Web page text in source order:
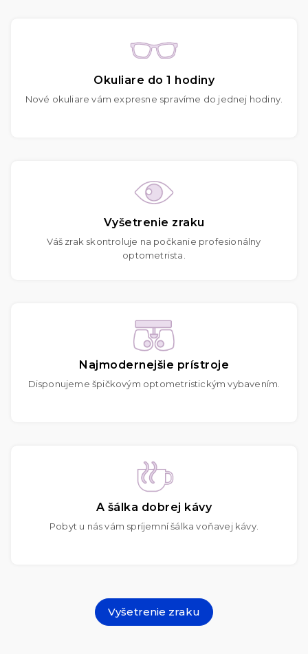
Okuliare do 1 hodiny
Nové okuliare vám expresne spravíme do jednej hodiny.
Vyšetrenie zraku
Váš zrak skontroluje na počkanie profesionálny
optometrista.
Najmodernejšie prístroje
Disponujeme špičkovým optometristickým vybavením.
A šálka dobrej kávy
Pobyt u nás vám spríjemní šálka voňavej kávy.
Vyšetrenie zraku